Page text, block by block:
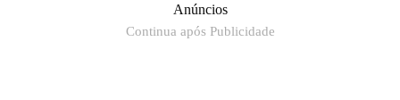
Anúncios
Continua após Publicidade